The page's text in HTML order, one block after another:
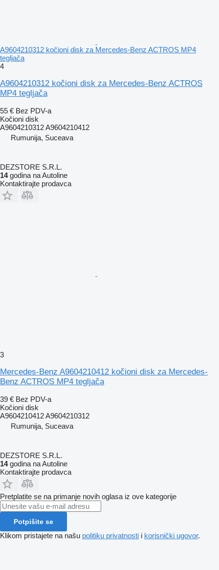
A9604210312 kočioni disk za Mercedes-Benz ACTROS MP4
tegljača
4
A9604210312 kočioni disk za Mercedes-Benz ACTROS
MP4 tegljača
55 € Bez PDV-a
Kočioni disk
A9604210312 A9604210412
Rumunija, Suceava
DEZSTORE S.R.L.
14godina na Autoline
Kontaktirajte prodavca
3
Mercedes-Benz A9604210412 kočioni disk za Mercedes-
Benz ACTROS MP4 tegljača
39 € Bez PDV-a
Kočioni disk
A9604210412 A9604210312
Rumunija, Suceava
DEZSTORE S.R.L.
14godina na Autoline
Kontaktirajte prodavca
Pretplatite se na primanje novih oglasa iz ove kategorije
Potpišite se
Klikom pristajete na našu politiku privatnosti i korisnički ugovor.